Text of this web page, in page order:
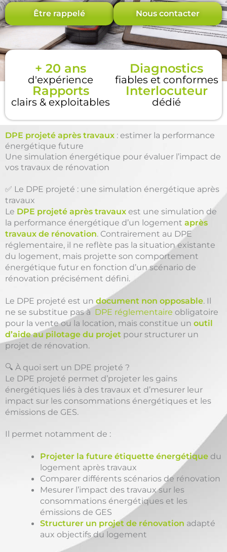
Être rappelé Nous contacter
+ 20 ans
d'expérience
Diagnostics
fiables et conformes
Rapports
clairs & exploitables
Interlocuteur
dédié
DPE projeté après travaux : estimer la performance
énergétique future
Une simulation énergétique pour évaluer l’impact de
vos travaux de rénovation
✅ Le DPE projeté : une simulation énergétique après
travaux
Le DPE projeté après travaux est une simulation de
la performance énergétique d’un logement après
travaux de rénovation. Contrairement au DPE
réglementaire, il ne reflète pas la situation existante
du logement, mais projette son comportement
énergétique futur en fonction d’un scénario de
rénovation précisément défini.
Le DPE projeté est un document non opposable. Il
ne se substitue pas à DPE réglementaire obligatoire
pour la vente ou la location, mais constitue un outil
d’aide au pilotage du projet pour structurer un
projet de rénovation.
🔍 À quoi sert un DPE projeté ?
Le DPE projeté permet d’projeter les gains
énergétiques liés à des travaux et d’mesurer leur
impact sur les consommations énergétiques et les
émissions de GES.
Il permet notamment de :
Projeter la future étiquette énergétique du
logement après travaux
Comparer différents scénarios de rénovation
Mesurer l’impact des travaux sur les
consommations énergétiques et les
émissions de GES
Structurer un projet de rénovation adapté
aux objectifs du logement